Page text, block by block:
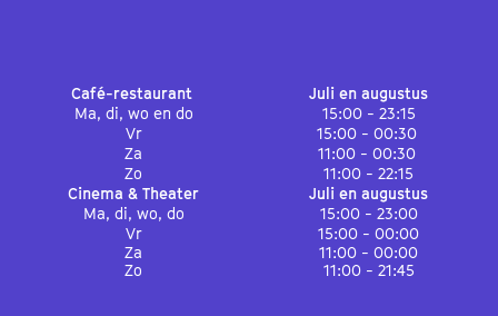
Café-restaurant
Juli en augustus
Ma, di, wo en do
15:00 - 23:15
Vr
15:00 - 00:30
Za
11:00 - 00:30
Zo
11:00 - 22:15
Cinema & Theater
Juli en augustus
Ma, di, wo, do
15:00 - 23:00
Vr
15:00 - 00:00
Za
11:00 - 00:00
Zo
11:00 - 21:45